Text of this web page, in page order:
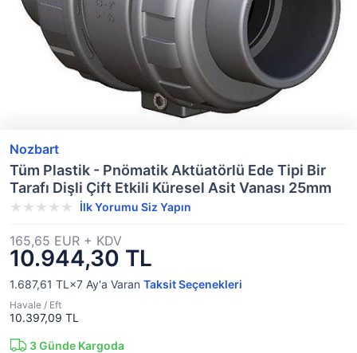
Nozbart
Tüm Plastik - Pnömatik Aktüatörlü Ede Tipi Bir
Tarafı Dişli Çift Etkili Küresel Asit Vanası 25mm
İlk Yorumu Siz Yapın
10.944,30 TL
165,65 EUR + KDV
1.687,61 TL×7 Ay'a Varan Taksit Seçenekleri
Havale / Eft
10.397,09 TL
3Günde Kargoda